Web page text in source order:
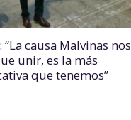
“La causa Malvinas nos
unir, es la más
que tenemos”